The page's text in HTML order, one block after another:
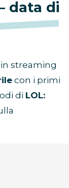
data di
streaming
con i primi
di LOL: